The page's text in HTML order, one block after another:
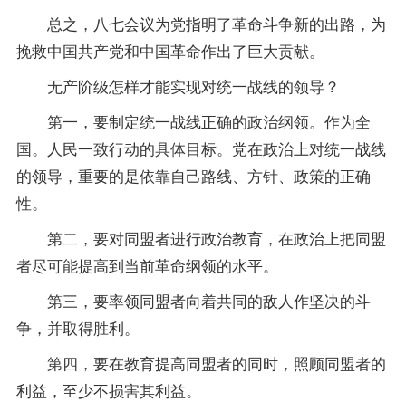
总之，八七会议为党指明了革命斗争新的出路，为
挽救中国共产党和中国革命作出了巨大贡献。
无产阶级怎样才能实现对统一战线的领导？
第一，要制定统一战线正确的政治纲领。作为全
国。人民一致行动的具体目标。党在政治上对统一战线
的领导，重要的是依靠自己路线、方针、政策的正确
性。
第二，要对同盟者进行政治教育，在政治上把同盟
者尽可能提高到当前革命纲领的水平。
第三，要率领同盟者向着共同的敌人作坚决的斗
争，并取得胜利。
第四，要在教育提高同盟者的同时，照顾同盟者的
利益，至少不损害其利益。